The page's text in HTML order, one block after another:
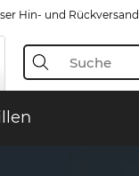
Hin- und Rückversand